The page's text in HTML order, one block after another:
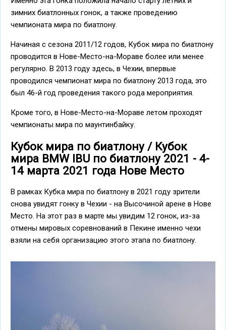
зимних биатлонных гонок, а также проведению
чемпионата мира по биатлону.
Начиная с сезона 2011/12 годов, Кубок мира по биатлону
проводится в Нове-Место-на-Мораве более или менее
регулярно. В 2013 году здесь, в Чехии, впервые
проводился чемпионат мира по биатлону 2013 года, это
был 46-й год проведения такого рода мероприятия.
Кроме того, в Нове-Место-на-Мораве летом проходят
чемпионаты мира по маунтинбайку.
Кубок мира по биатлону / Кубок
мира BMW IBU по биатлону 2021 - 4-
14 марта 2021 года Нове Место
В рамках Кубка мира по биатлону в 2021 году зрители
снова увидят гонку в Чехии - на Высочиной арене в Нове
Место. На этот раз в марте мы увидим 12 гонок, из-за
отмены мировых соревнований в Пекине именно чехи
взяли на себя организацию этого этапа по биатлону.